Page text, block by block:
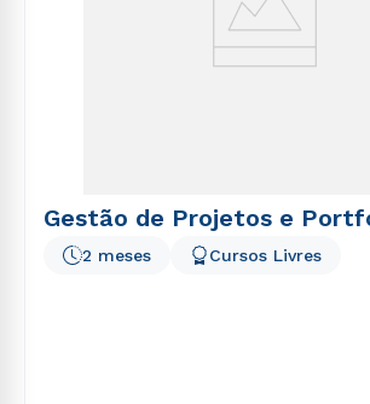
Gestão de Projetos e
2 meses Cursos Livres